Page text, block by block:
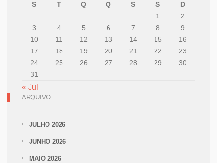
S
T Q Q S S
D
1
2
3
4 5 6 7 8
9
10
11 12 13 14 15
16
17
18 19 20 21 22
23
24
25 26 27 28 29
30
31
« Jul
ARQUIVO
JULHO 2026
JUNHO 2026
MAIO 2026